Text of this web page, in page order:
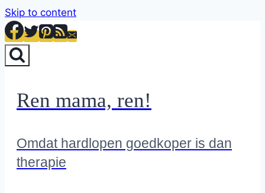
Skip to content
Ren mama, ren!
Omdat hardlopen goedkoper is dan
therapie